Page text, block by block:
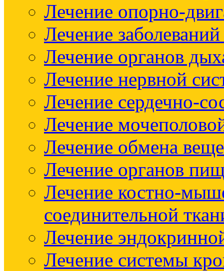
Лечение опорно-
Лечение
Лечение органов
Лечение нервной
Лечение сердечно-
Лечение
Лечение обмена
Лечение органов
Лечение костно-
соединительной
Лечение
Лечение системы